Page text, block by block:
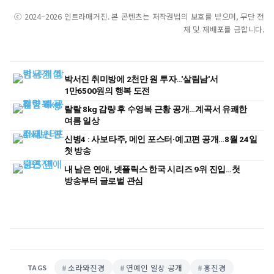
ⓒ 2024–2026 인트라매거진. 본 콘텐츠는 저작권법의 보호를 받으며, 무단 전
재 및 재배포를 금합니다.
박서진 취미방에 2천만 원 투자…'살림남'서
1만6500원의 행복 도전
랄랄 8kg 감량 후 수영복 근황 공개…계곡서 유쾌한
여름 일상
신병4 : 사보타주, 메인 포스터·예고편 공개…8월 24일
첫 방송
내 남은 연애, 넷플릭스 한국 시리즈 9위 진입…첫
방송부터 글로벌 관심
TAGS 소라와진경 연예인 일상 공개
홍진경